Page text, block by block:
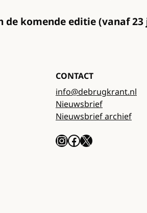
komende editie (vanaf
CONTACT
info@debrugkrant.nl
Nieuwsbrief
Nieuwsbrief archief
InstagramFacebook X